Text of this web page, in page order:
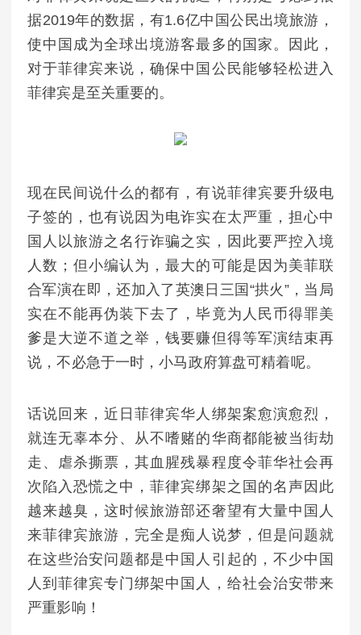
据2019年的数据，有1.6亿中国公民出境旅游，
使中国成为全球出境游客最多的国家。因此，
对于菲律宾来说，确保中国公民能够轻松进入
菲律宾是至关重要的。
现在民间说什么的都有，有说菲律宾要升级电
子签的，也有说因为电诈实在太严重，担心中
国人以旅游之名行诈骗之实，因此要严控入境
人数；但小编认为，最大的可能是因为美菲联
合军演在即，还加入了英澳日三国“拱火”，当局
实在不能再伪装下去了，毕竟为人民币得罪美
爹是大逆不道之举，钱要赚但得等军演结束再
说，不必急于一时，小马政府算盘可精着呢。
话说回来，近日菲律宾华人绑架案愈演愈烈，
就连无辜本分、从不嗜赌的华商都能被当街劫
走、虐杀撕票，其血腥残暴程度令菲华社会再
次陷入恐慌之中，菲律宾绑架之国的名声因此
越来越臭，这时候旅游部还奢望有大量中国人
来菲律宾旅游，完全是痴人说梦，但是问题就
在这些治安问题都是中国人引起的，不少中国
人到菲律宾专门绑架中国人，给社会治安带来
严重影响！